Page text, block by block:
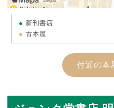
新刊書店
古本屋
付近の本